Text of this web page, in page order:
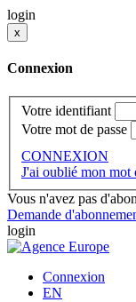
login
x
Connexion
Votre identifiant
Votre mot de passe
CONNEXION
J'ai oublié mon mot
Vous n'avez pas
Demande
login
Connexion
EN